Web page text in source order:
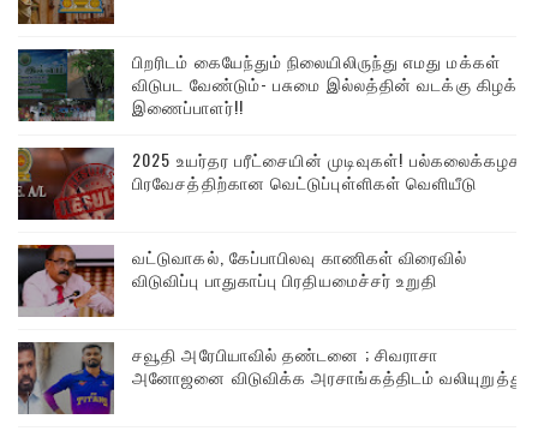
பிறரிடம் கையேந்தும் நிலையிலிருந்து எமது மக்கள்
விடுபட வேண்டும்- பசுமை இல்லத்தின் வடக்கு கிழக்கு
இணைப்பாளர்!!
2025 உயர்தர பரீட்சையின் முடிவுகள்! பல்கலைக்கழக
பிரவேசத்திற்கான வெட்டுப்புள்ளிகள் வெளியீடு
வட்டுவாகல், கேப்பாபிலவு காணிகள் விரைவில்
விடுவிப்பு பாதுகாப்பு பிரதியமைச்சர் உறுதி
சவூதி அரேபியாவில் தண்டனை ; சிவராசா
அனோஜனை விடுவிக்க அரசாங்கத்திடம் வலியுறுத்து